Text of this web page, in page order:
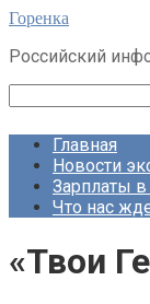
Перейти
контенту
Горенка
Российский
Главная
Новости
Зарплаты
Что нас
«Твои